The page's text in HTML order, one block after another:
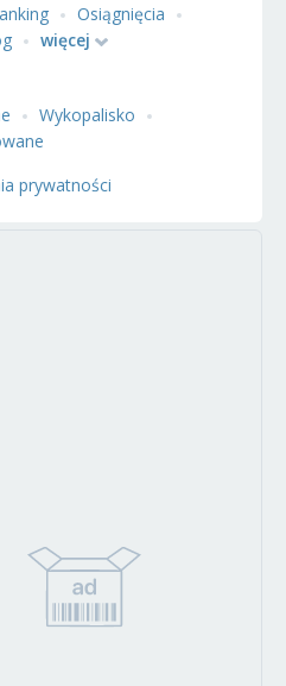
Osiągnięcia
więcej
Wykopalisko
prywatności